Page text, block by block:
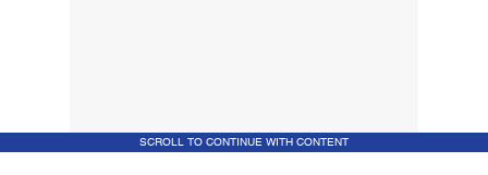
SCROLL TO CONTINUE WITH CONTENT